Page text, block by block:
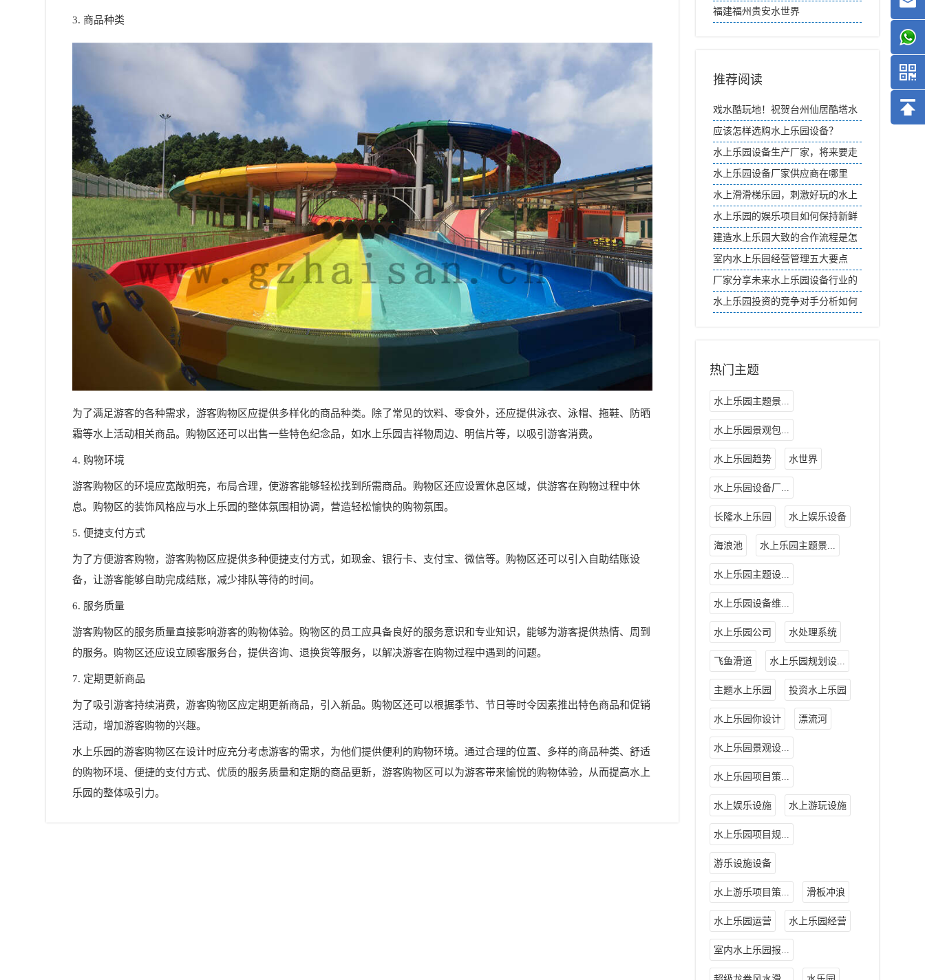
3. 商品种类
为了满足游客的各种需求，游客购物区应提供多样化的商品种类。除了常见的饮料、零食外，还应提供泳衣、泳帽、拖鞋、防晒
霜等水上活动相关商品。购物区还可以出售一些特色纪念品，如水上乐园吉祥物周边、明信片等，以吸引游客消费。
4. 购物环境
游客购物区的环境应宽敞明亮，布局合理，使游客能够轻松找到所需商品。购物区还应设置休息区域，供游客在购物过程中休
息。购物区的装饰风格应与水上乐园的整体氛围相协调，营造轻松愉快的购物氛围。
5. 便捷支付方式
为了方便游客购物，游客购物区应提供多种便捷支付方式，如现金、银行卡、支付宝、微信等。购物区还可以引入自助结账设
备，让游客能够自助完成结账，减少排队等待的时间。
6. 服务质量
游客购物区的服务质量直接影响游客的购物体验。购物区的员工应具备良好的服务意识和专业知识，能够为游客提供热情、周到
的服务。购物区还应设立顾客服务台，提供咨询、退换货等服务，以解决游客在购物过程中遇到的问题。
7. 定期更新商品
为了吸引游客持续消费，游客购物区应定期更新商品，引入新品。购物区还可以根据季节、节日等时令因素推出特色商品和促销
活动，增加游客购物的兴趣。
水上乐园的游客购物区在设计时应充分考虑游客的需求，为他们提供便利的购物环境。通过合理的位置、多样的商品种类、舒适
的购物环境、便捷的支付方式、优质的服务质量和定期的商品更新，游客购物区可以为游客带来愉悦的购物体验，从而提高水上
乐园的整体吸引力。
福建福州贵安水世界
推荐阅读
戏水酷玩地！祝贺台州仙居酷塔水
世界开园试营业
应该怎样选购水上乐园设备？
水上乐园设备生产厂家，将来要走
品牌战略趋势
水上乐园设备厂家供应商在哪里
找？
水上滑滑梯乐园，刺激好玩的水上
活动
水上乐园的娱乐项目如何保持新鲜
感和创新性？
建造水上乐园大致的合作流程是怎
样的？
室内水上乐园经营管理五大要点
厂家分享未来水上乐园设备行业的
发展趋势
水上乐园投资的竞争对手分析如何
热门主题
水上乐园主题景...
水上乐园景观包...
水上乐园趋势 水世界
水上乐园设备厂...
长隆水上乐园 水上娱乐设备
海浪池 水上乐园主题景...
水上乐园主题设...
水上乐园设备维...
水上乐园公司 水处理系统
飞鱼滑道 水上乐园规划设...
主题水上乐园 投资水上乐园
水上乐园你设计 漂流河
水上乐园景观设...
水上乐园项目策...
水上娱乐设施 水上游玩设施
水上乐园项目规...
游乐设施设备
水上游乐项目策... 滑板冲浪
水上乐园运营 水上乐园经营
室内水上乐园报...